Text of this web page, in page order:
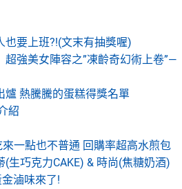
要上班?!(文末有抽獎喔)
強美女陣容之”凍齡奇幻術上卷”—
爐 熱騰騰的蛋糕得獎名單
紹
一點也不普通 回購率超高水煎包
(生巧克力CAKE) & 時尚(焦糖奶酒)
滷味來了!